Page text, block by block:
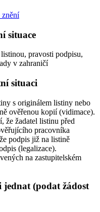
situace
pravosti podpisu,
v zahraničí
situaci
s originálem listiny nebo
ověřenou kopií (vidimace).
že žadatel listinu před
pracovníka
podpis již na listině
(legalizace).
na zastupitelském
jednat (podat žádost